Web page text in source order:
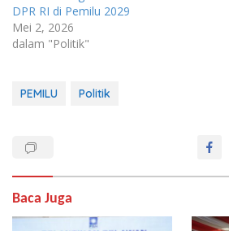
DPR RI di Pemilu 2029
Mei 2, 2026
dalam "Politik"
PEMILU Politik
Baca Juga